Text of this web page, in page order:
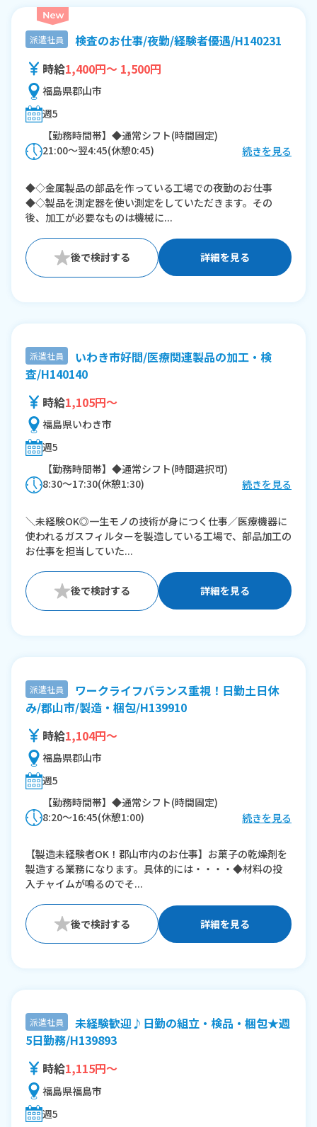
派遣社員
検査のお仕事/夜勤/経験者優遇/H140231
時給1,400円～ 1,500円
福島県郡山市
週5
【勤務時間帯】◆通常シフト(時間固定)
21:00〜翌4:45(休憩0:45)
続きを見る
◆◇金属製品の部品を作っている工場での夜勤のお仕事
◆◇製品を測定器を使い測定をしていただきます。その
後、加工が必要なものは機械に...
詳細を見る
派遣社員
いわき市好間/医療関連製品の加工・検
査/H140140
時給1,105円～
福島県いわき市
週5
【勤務時間帯】◆通常シフト(時間選択可)
8:30〜17:30(休憩1:30)
続きを見る
＼未経験OK◎一生モノの技術が身につく仕事／医療機器に
使われるガスフィルターを製造している工場で、部品加工の
お仕事を担当していた...
詳細を見る
派遣社員
ワークライフバランス重視！日勤土日休
み/郡山市/製造・梱包/H139910
時給1,104円～
福島県郡山市
週5
【勤務時間帯】◆通常シフト(時間固定)
8:20〜16:45(休憩1:00)
※残業：0〜10時間程度/月
続きを見る
【製造未経験者OK！郡山市内のお仕事】お菓子の乾燥剤を
製造する業務になります。具体的には・・・・◆材料の投
入チャイムが鳴るのでそ...
詳細を見る
派遣社員
未経験歓迎♪日勤の組立・検品・梱包★週
5日勤務/H139893
時給1,115円～
福島県福島市
週5